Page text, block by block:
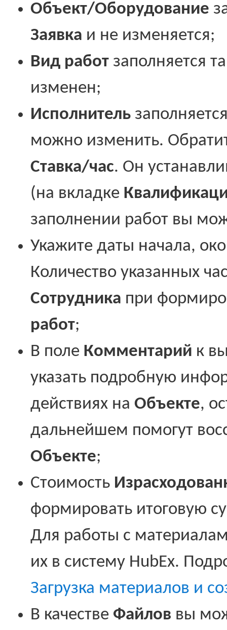
Объект/Оборудование
Заявка и не изменяется;
Вид работ заполняется
изменен;
Исполнитель
можно изменить.
Ставка/час. Он
(на вкладке
заполнении работ вы
Укажите даты начала,
Количество указанных
Сотрудника при
работ;
В поле Комментарий к
указать подробную
действиях на Объекте,
дальнейшем помогут
Объекте;
Стоимость
формировать итоговую
Для работы с
их в систему HubEx.
Загрузка материалов и
В качестве Файлов вы